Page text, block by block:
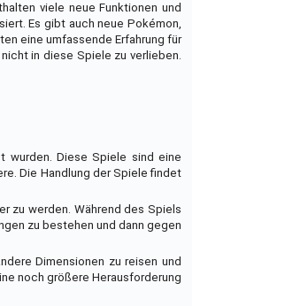
viele neue Funktionen und
Es gibt auch neue Pokémon,
eine umfassende Erfahrung für
in diese Spiele zu verlieben.
wurden. Diese Spiele sind eine
Die Handlung der Spiele findet
zu werden. Während des Spiels
zu bestehen und dann gegen
Dimensionen zu reisen und
noch größere Herausforderung